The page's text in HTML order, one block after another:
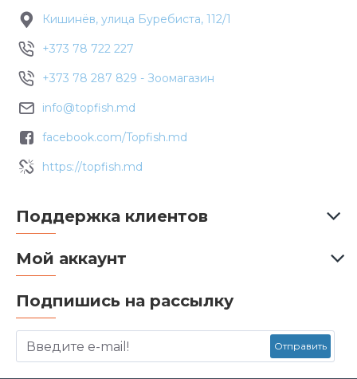
Кишинёв, улица Буребиста, 112/1
+373 78 722 227
+373 78 287 829 - Зоомагазин
info@topfish.md
facebook.com/Topfish.md
https://topfish.md
Поддержка клиентов
Мой аккаунт
Подпишись на рассылку
Отправить